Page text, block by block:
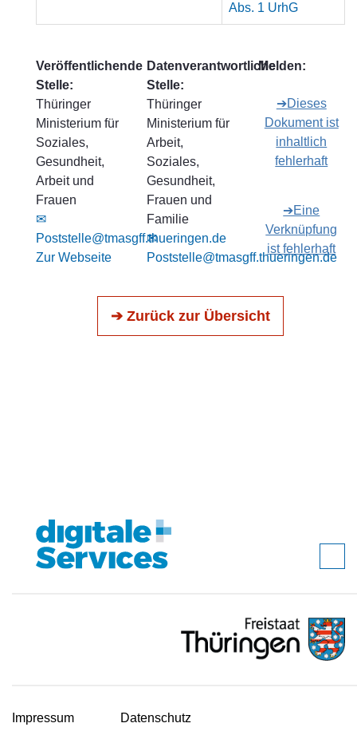
Abs. 1 UrhG
Veröffentlichende
Stelle:
Thüringer
Ministerium für
Soziales,
Gesundheit,
Arbeit und
Frauen
✉
Poststelle@tmasgff.thueringen.de
Zur Webseite
Datenverantwortliche
Stelle:
Thüringer
Ministerium für
Arbeit,
Soziales,
Gesundheit,
Frauen und
Familie
✉
Poststelle@tmasgff.thueringen.de
Melden:
➔Dieses
Dokument ist
inhaltlich
fehlerhaft
➔Eine
Verknüpfung
ist fehlerhaft
➔ Zurück zur Übersicht
Impressum Datenschutz